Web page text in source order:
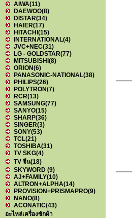
AIWA(11)
DAEWOO(8)
DISTAR(34)
HAIER(17)
HITACHI (15)
INTERNATIONAL(4)
JVC+NEC(31)
LG - GOLDSTAR(77)
MITSUBISHI (8)
ORION(6)
PANASONIC-NATIONAL(38)
PHILIPS(26)
POLYTRON(7)
RCR(13)
SAMSUNG(77)
SANYO(15)
SHARP(36)
SINGER(3)
SONY(53)
TCL(21)
TOSHIBA(31)
TV SKG(4)
TV จีน(18)
SKYWORD (9)
AJ+FAMILY(10)
ALTRON+ALPHA(14)
PROVISION+PRISMAPRO(9)
NANO(8)
ACONATIC(43)
อะไหล่เครื่องซักผ้า